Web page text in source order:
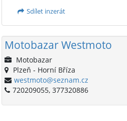
Sdílet inzerát
Motobazar Westmoto
Motobazar
Plzeň - Horní Bříza
westmoto@seznam.cz
720209055, 377320886